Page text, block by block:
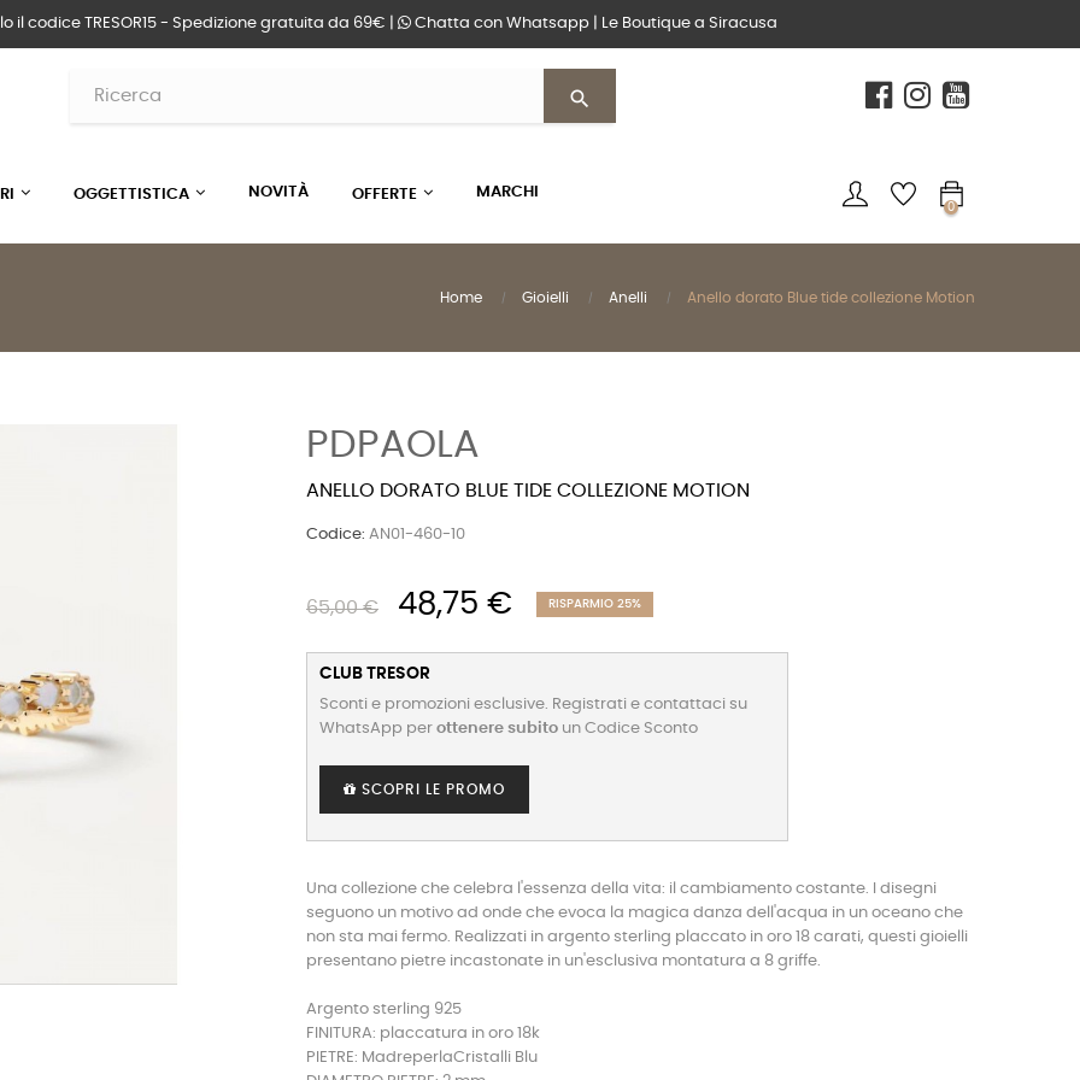
il codice TRESOR15 - Spedizione gratuita da 69€ | Chatta con Whatsapp Le Boutique a Siracusa
search
OGGETTISTICA NOVITÀ OFFERTE MARCHI
0
Home Gioielli Anelli Anello dorato Blue tide collezione Motion
PDPAOLA
ANELLO DORATO BLUE TIDE COLLEZIONE MOTION
Codice: AN01-460-10
65,00 € 48,75 € RISPARMIO 25%
CLUB TRESOR
Sconti e promozioni esclusive. Registrati e contattaci su
WhatsApp per ottenere subito un Codice Sconto
SCOPRI LE PROMO
Una collezione che celebra l'essenza della vita: il cambiamento costante. I disegni
seguono un motivo ad onde che evoca la magica danza dell'acqua in un oceano che
non sta mai fermo. Realizzati in argento sterling placcato in oro 18 carati, questi gioielli
presentano pietre incastonate in un'esclusiva montatura a 8 griffe.
Argento sterling 925
FINITURA: placcatura in oro 18k
PIETRE: MadreperlaCristalli Blu